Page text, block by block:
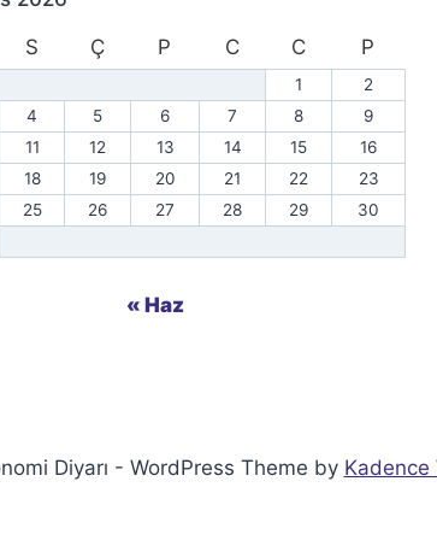
S Ç P C C P
1
2
4 5 6 7 8
9
11 12 13 14 15
16
18 19 20 21 22
23
25 26 27 28 29
30
« Haz
Diyarı - WordPress Theme by Kadence